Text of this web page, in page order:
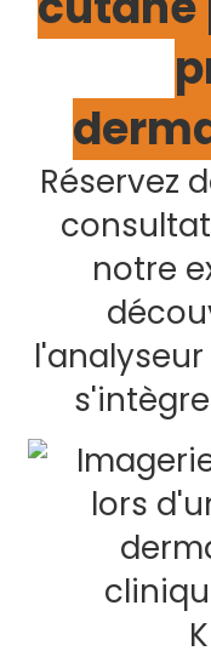
Réservez
notre